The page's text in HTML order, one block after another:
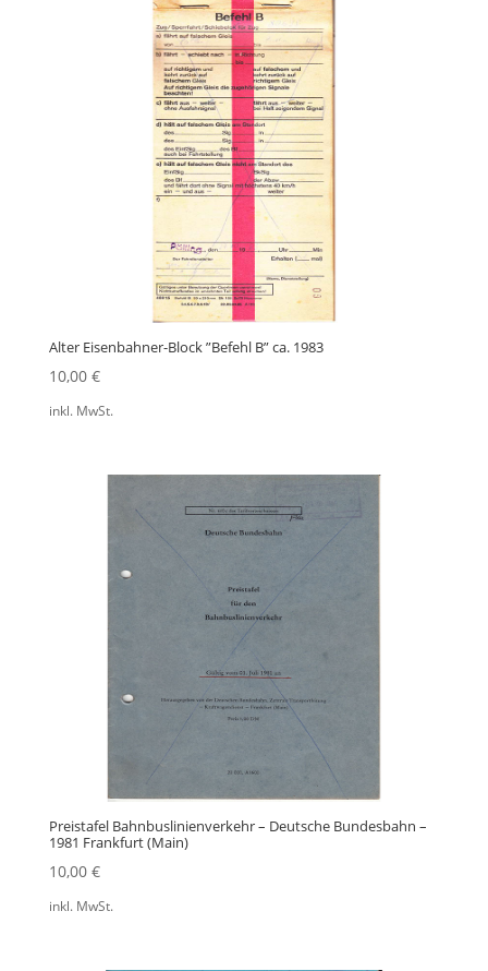
Alter Eisenbahner-Block ”Befehl B” ca. 1983
10,00 €
inkl. MwSt.
Preistafel Bahnbuslinienverkehr – Deutsche Bundesbahn –
1981 Frankfurt (Main)
10,00 €
inkl. MwSt.